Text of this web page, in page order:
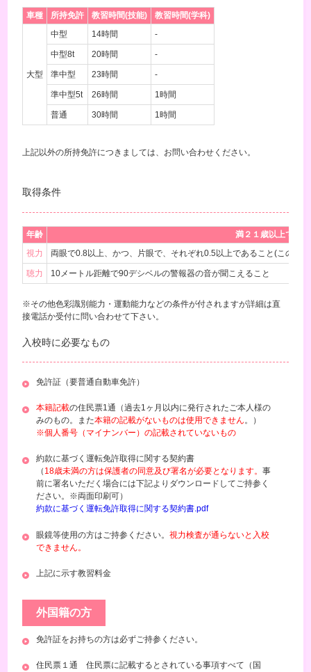
車種 所持免許 教習時間(技能) 教習時間(学科)
大型
中型 14時間 -
中型8t 20時間 -
準中型 23時間 -
準中型5t 26時間 1時間
普通 30時間 1時間
上記以外の所持免許につきましては、お問い合わせください。
取得条件
年齢
満２１歳以上で普
視力
両眼で0.8以上、かつ、片眼で、それぞれ0.5以上であること(この条
聴力 10メートル距離で90デシベルの警報器の音が聞こえること
※その他色彩識別能力・運動能力などの条件が付されますが詳細は直
接電話か受付に問い合わせて下さい。
入校時に必要なもの
免許証（要普通自動車免許）
本籍記載の住民票1通（過去1ヶ月以内に発行されたご本人様の
みのもの。また本籍の記載がないものは使用できません。）
※個人番号（マイナンバー）の記載されていないもの
約款に基づく運転免許取得に関する契約書
（ 18歳未満の方は保護者の同意及び署名が必要となります。 事
前に署名いただく場合には下記よりダウンロードしてご持参く
ださい。※両面印刷可）
約款に基づく運転免許取得に関する契約書.pdf
眼鏡等使用の方はご持参ください。 視力検査が通らないと入校
できません。
上記に示す教習料金
外国籍の方
免許証をお持ちの方は必ずご持参ください。
住民票１通 住民票に記載するとされている事項すべて（国